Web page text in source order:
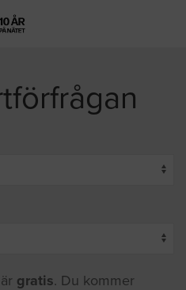
gratis. Du kommer